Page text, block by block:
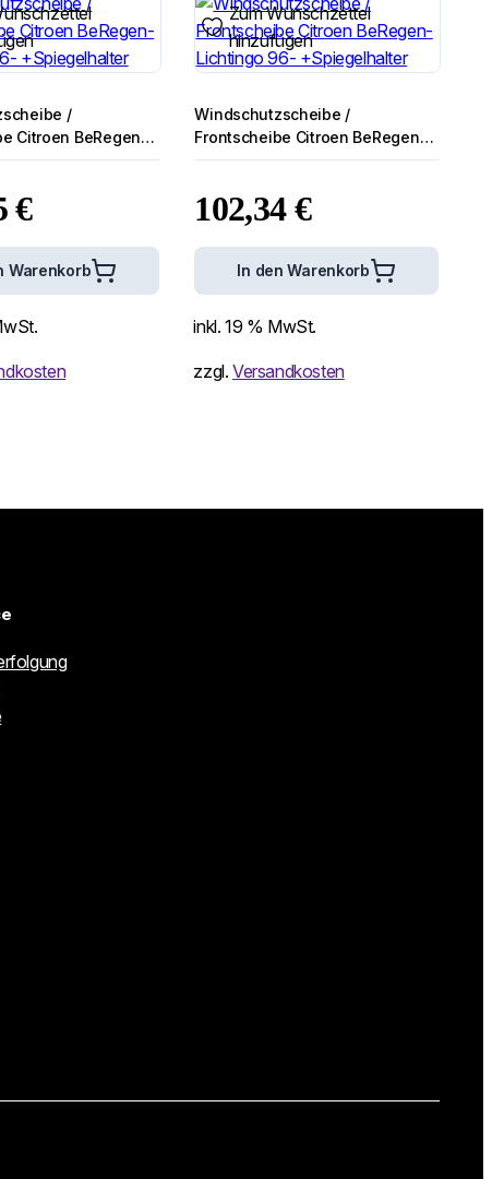
/
Citroen BeRegen-
+Spiegelhalter
€
Warenkorb
Zum Wunschzettel
hinzufügen
Windschutzscheibe /
Frontscheibe Citroen BeRegen-
Lichtingo 96- +Spiegelhalter
102,34€
In den Warenkorb
inkl. 19 % MwSt.
zzgl. Versandkosten